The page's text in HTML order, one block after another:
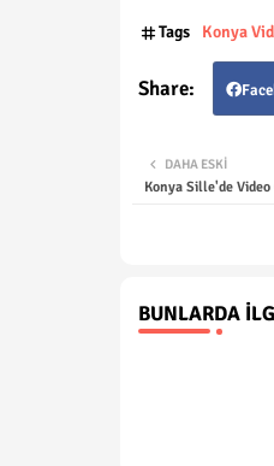
Tags Konya
DAHA ESKI
Konya Sille'de
BUNLARDA